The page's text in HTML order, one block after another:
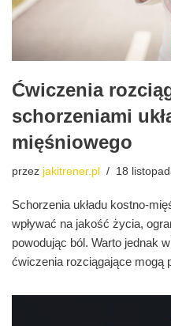
Ćwiczenia
schorzeniami
mięśniowego
przez jakitrener.pl 18
Schorzenia układu kostno-
wpływać na jakość życia,
powodując ból. Warto jednak
ćwiczenia rozciągające mogą